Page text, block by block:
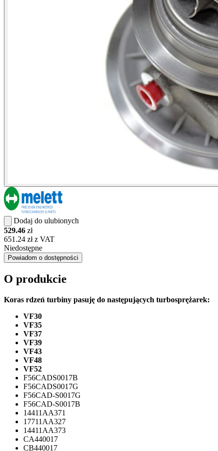
Dodaj do ulubionych
529.46 zł
651.24 zł z VAT
Niedostępne
Powiadom o dostępności
O produkcie
Koras rdzeń turbiny pasuję do następujących turbosprężarek:
VF30
VF35
VF37
VF39
VF43
VF48
VF52
F56CADS0017B
F56CADS0017G
F56CAD-S0017G
F56CAD-S0017B
14411AA371
17711AA327
14411AA373
CA440017
CB440017